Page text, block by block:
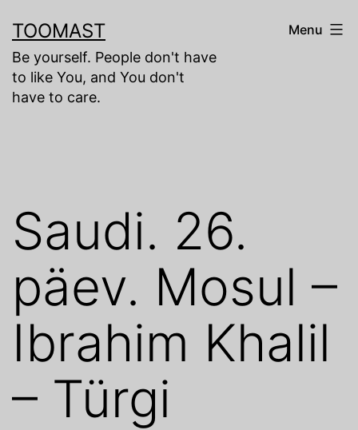
to
content
TOOMAST
Be yourself. People don't have
to like You, and You don't
have to care.
Menu
Saudi. 26.
päev. Mosul –
Ibrahim Khalil
– Türgi